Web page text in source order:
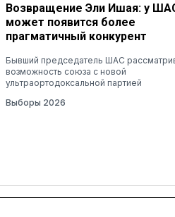
Возвращение Эли Ишая: у
может появится более
прагматичный конкурент
Бывший председатель ШАС
возможность союза с новой
ультраортодоксальной партией
Выборы 2026